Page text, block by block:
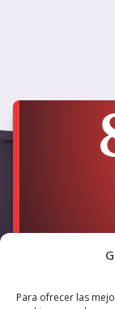
Para ofrecer las